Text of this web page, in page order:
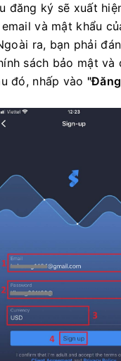
đăng ký sẽ xuất
và mật khẩu
ra, bạn phải
sách bảo mật và
đó, nhấp vào